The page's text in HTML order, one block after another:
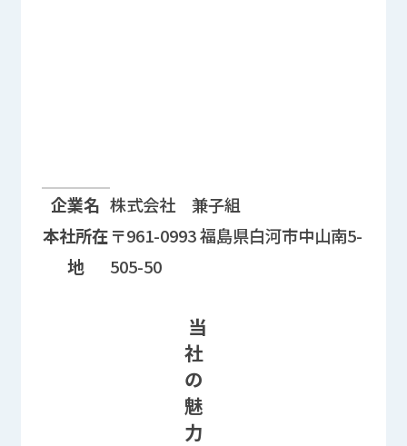
企業情報に関する情報欄
企業名 株式会社 兼子組
本社所在
地
〒961-0993 福島県白河市中山南5-
505-50
当
社
の
魅
力